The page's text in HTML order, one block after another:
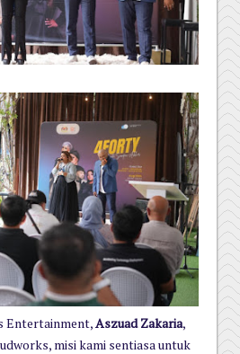
Entertainment,Aszuad Zakaria,
misi kami sentiasa untuk